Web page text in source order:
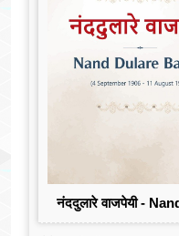
नंददुलारे वाजपेयी -